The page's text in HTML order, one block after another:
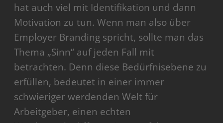
hat auch viel mit Identifikation und dann
Motivation zu tun. Wenn man also über
Employer Branding spricht, sollte man das
Thema „Sinn“ auf jeden Fall mit
betrachten. Denn diese Bedürfnisebene zu
erfüllen, bedeutet in einer immer
schwieriger werdenden Welt für
Arbeitgeber, einen echten